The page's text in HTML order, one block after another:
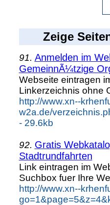
Zeige
91. Anmelden im
GemeinnÃ¼tzige
Webseite eintragen
Linkerzeichnis ohne
http://www.xn--
w2a.de/
- 29.6kb
92. Gratis
Stadtrundfahrten
Link eintragen im
Suchbox fuer Ihre
http://www.xn--